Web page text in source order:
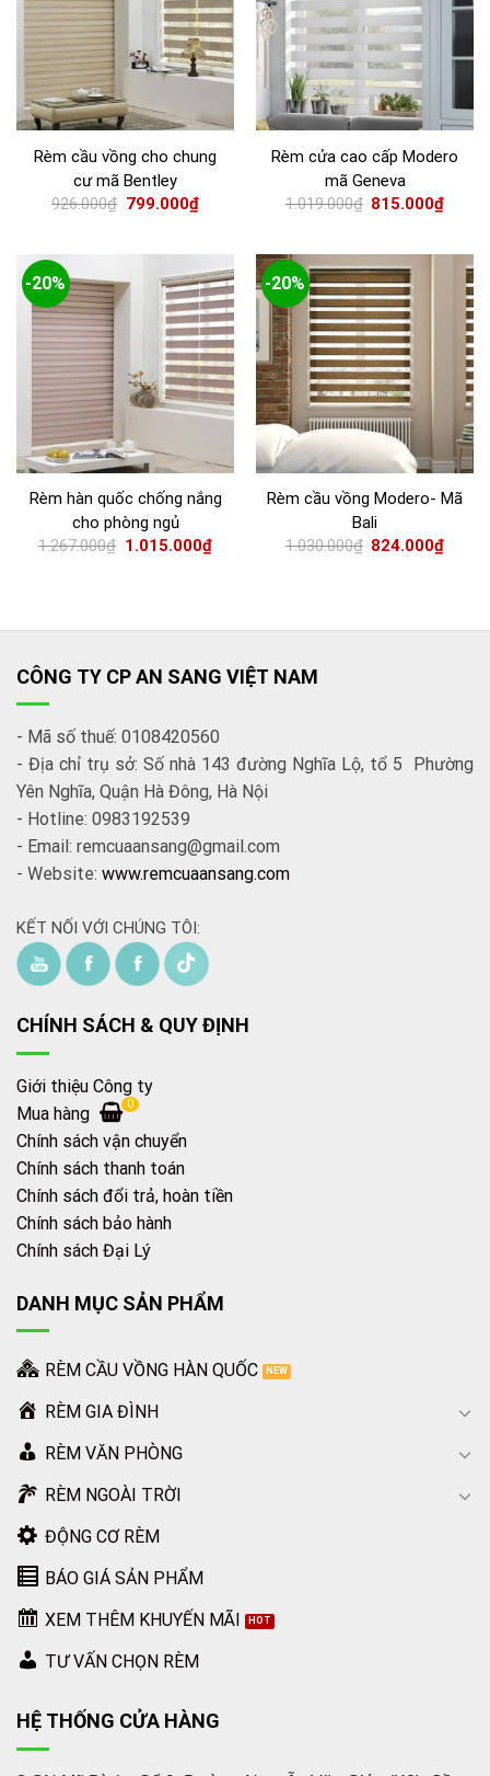
Rèm cầu vồng cho chung
cư mã Bentley
926.000₫ 799.000₫
Rèm cửa cao cấp Modero
mã Geneva
1.019.000₫ 815.000₫
-20%
Rèm hàn quốc chống nắng
cho phòng ngủ
1.267.000₫ 1.015.000₫
-20%
Rèm cầu vồng Modero- Mã
Bali
1.030.000₫ 824.000₫
CÔNG TY CP AN SANG VIỆT NAM
- Mã số thuế: 0108420560
- Địa chỉ trụ sở: Số nhà 143 đường Nghĩa Lộ, tổ 5 Phường
Yên Nghĩa, Quận Hà Đông, Hà Nội
- Hotline: 0983192539
- Email: remcuaansang@gmail.com
- Website: www.remcuaansang.com
KẾT NỐI VỚI CHÚNG TÔI:
CHÍNH SÁCH & QUY ĐỊNH
Giới thiệu Công ty
Mua hàng
0
Chính sách vận chuyển
Chính sách thanh toán
Chính sách đổi trả, hoàn tiền
Chính sách bảo hành
Chính sách Đại Lý
DANH MỤC SẢN PHẨM
RÈM CẦU VỒNG HÀN QUỐC
RÈM GIA ĐÌNH
RÈM VĂN PHÒNG
RÈM NGOÀI TRỜI
ĐỘNG CƠ RÈM
BÁO GIÁ SẢN PHẨM
XEM THÊM KHUYẾN MÃI
TƯ VẤN CHỌN RÈM
HỆ THỐNG CỬA HÀNG